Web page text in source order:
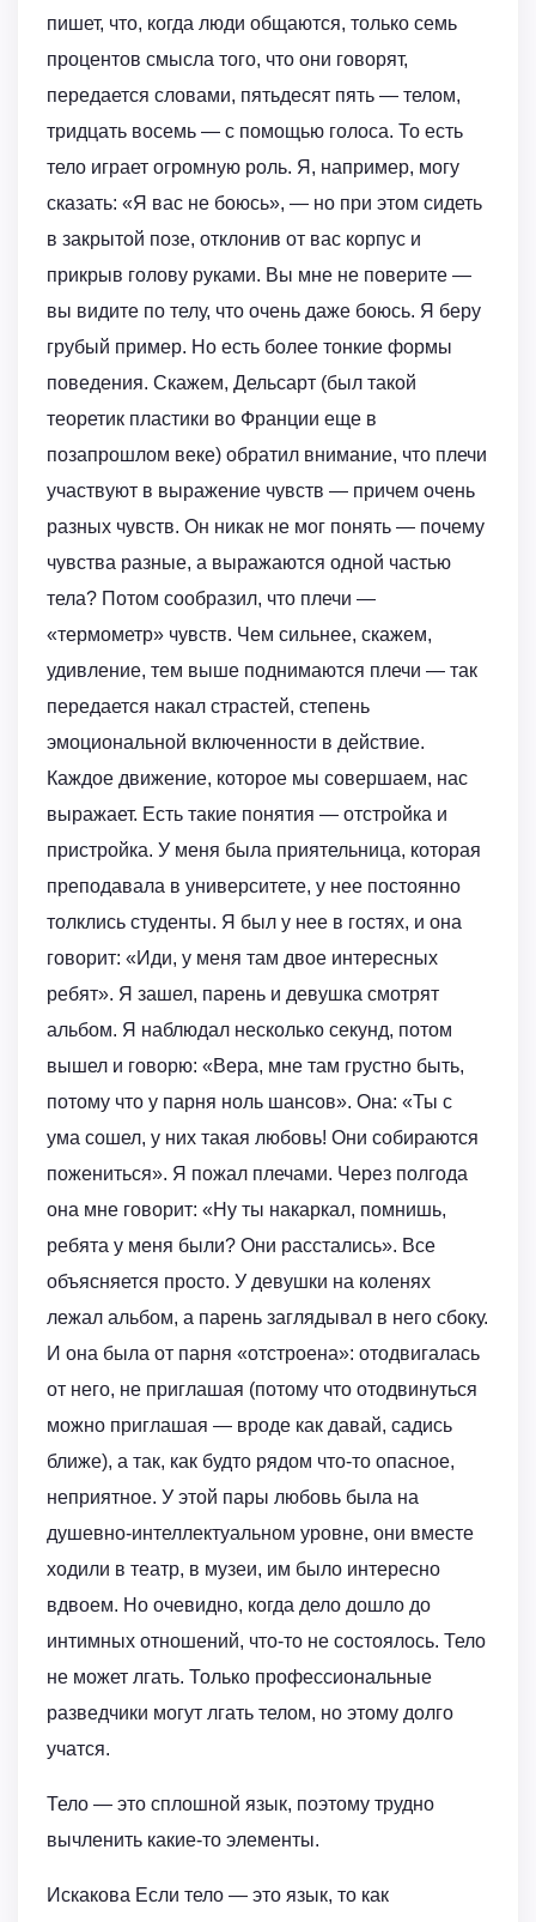
пишет, что, когда люди общаются, только семь
процентов смысла того, что они говорят,
передается словами, пятьдесят пять — телом,
тридцать восемь — с помощью голоса. То есть
тело играет огромную роль. Я, например, могу
сказать: «Я вас не боюсь», — но при этом сидеть
в закрытой позе, отклонив от вас корпус и
прикрыв голову руками. Вы мне не поверите —
вы видите по телу, что очень даже боюсь. Я беру
грубый пример. Но есть более тонкие формы
поведения. Скажем, Дельсарт (был такой
теоретик пластики во Франции еще в
позапрошлом веке) обратил внимание, что плечи
участвуют в выражение чувств — причем очень
разных чувств. Он никак не мог понять — почему
чувства разные, а выражаются одной частью
тела? Потом сообразил, что плечи —
«термометр» чувств. Чем сильнее, скажем,
удивление, тем выше поднимаются плечи — так
передается накал страстей, степень
эмоциональной включенности в действие.
Каждое движение, которое мы совершаем, нас
выражает. Есть такие понятия — отстройка и
пристройка. У меня была приятельница, которая
преподавала в университете, у нее постоянно
толклись студенты. Я был у нее в гостях, и она
говорит: «Иди, у меня там двое интересных
ребят». Я зашел, парень и девушка смотрят
альбом. Я наблюдал несколько секунд, потом
вышел и говорю: «Вера, мне там грустно быть,
потому что у парня ноль шансов». Она: «Ты с
ума сошел, у них такая любовь! Они собираются
пожениться». Я пожал плечами. Через полгода
она мне говорит: «Ну ты накаркал, помнишь,
ребята у меня были? Они расстались». Все
объясняется просто. У девушки на коленях
лежал альбом, а парень заглядывал в него сбоку.
И она была от парня «отстроена»: отодвигалась
от него, не приглашая (потому что отодвинуться
можно приглашая — вроде как давай, садись
ближе), а так, как будто рядом что-то опасное,
неприятное. У этой пары любовь была на
душевно-интеллектуальном уровне, они вместе
ходили в театр, в музеи, им было интересно
вдвоем. Но очевидно, когда дело дошло до
интимных отношений, что-то не состоялось. Тело
не может лгать. Только профессиональные
разведчики могут лгать телом, но этому долго
учатся.
Тело — это сплошной язык, поэтому трудно
вычленить какие-то элементы.
Искакова Если тело — это язык, то как